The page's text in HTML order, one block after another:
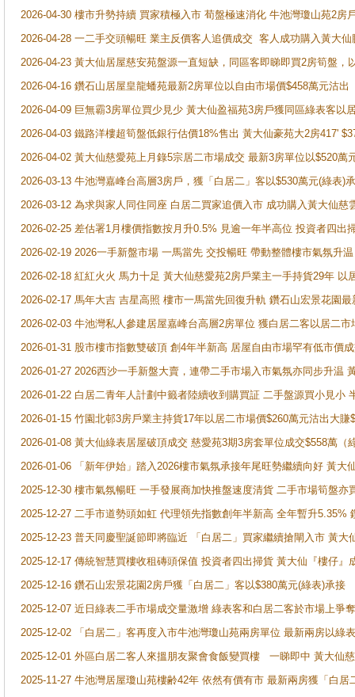
2026-04-30 樓市升勢持續 買家積極入市 荀盤極速消化 牛池灣瓊山苑2房
2026-04-28 一二手交頭暢旺 業主反價客人追價成交 客人成功購入黃大
2026-04-23 黃大仙居屋慈安苑盤源一直短缺，同區客即睇即買2房筍盤，
2026-04-16 鑽石山居屋皇龍蟠苑最新2房單位以自由市場價$458萬元沽出
2026-04-09 巨無霸3房單位買少見少 黃大仙盈福苑3房戶獲同區綠表客以
2026-04-03 鐵路洋樓超筍盤低銀行估價18%售出 黃大仙豪苑大2房417'
2026-04-02 黃大仙慈愛苑上月錄5宗居二市場成交 最新3房單位以$520萬
2026-03-13 牛池灣嘉峰台高層3房戶，獲「白居二」客以$530萬元(綠表)
2026-03-12 為求與家人同住同座 白居二買家追價入市 成功購入黃大仙
2026-02-25 差估署1月樓價指數按月升0.5% 見逾一年半高位 投資者四
2026-02-19 2026一手新盤市場 一馬當先 交投暢旺 帶動整體樓市氣氛升
2026-02-18 紅紅火火 馬力十足 黃大仙慈愛苑2房戶業主一手持貨29年 以
2026-02-17 馬年大吉 吉星高照 樓市一馬當先回復升軌 鑽石山宏景花園
2026-02-03 牛池灣私人參建居屋嘉峰台高層2房單位 獲白居二客以居二市
2026-01-31 股市樓市指數雙破頂 創4年半新高 居屋自由市場罕有低市價
2026-01-27 2026西沙一手新盤大賣，連帶二手市場入市氣氛亦同步升温
2026-01-22 白居二青年人計劃中籤者陸續收到購買証 二手盤源買小見小
2026-01-15 竹園北邨3房戶業主持貨17年以居二市場價$260萬元沽出大賺
2026-01-08 黃大仙綠表居屋破頂成交 慈愛苑3期3房套單位成交$558萬（
2026-01-06 「新年伊始」踏入2026樓市氣氛承接年尾旺勢繼續向好 黃
2025-12-30 樓市氣氛暢旺 一手發展商加快推盤速度清貨 二手市場筍盤
2025-12-27 二手市道勢頭如虹 代理領先指數創年半新高 全年暫升5.35%
2025-12-23 普天同慶聖誕節即將臨近 「白居二」買家繼續搶閘入市 黃
2025-12-17 傳統智慧買樓收租磚頭保值 投資者四出掃貨 黃大仙『樓仔
2025-12-16 鑽石山宏景花園2房戶獲「白居二」客以$380萬元(綠表)承接
2025-12-07 近日綠表二手市場成交量激增 綠表客和白居二客於市場上
2025-12-02 「白居二」客再度入市牛池灣瓊山苑兩房單位 最新兩房以綠
2025-12-01 外區白居二客人來搵朋友聚會食飯變買樓 一睇即中 黃大仙
2025-11-27 牛池灣居屋瓊山苑樓齢42年 依然有價有市 最新兩房獲「白居